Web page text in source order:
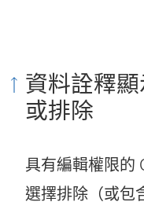
資料詮釋
或排除
具有編輯權限的
選擇排除（或包